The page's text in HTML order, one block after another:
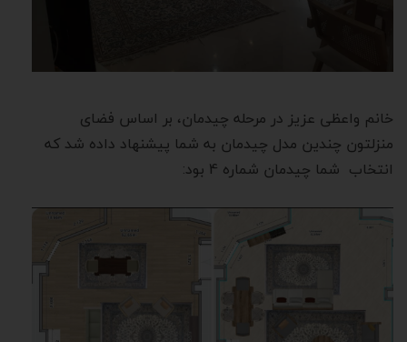
خانم واعظی عزیز در مرحله چیدمان، بر اساس فضای
منزلتون چندین مدل چیدمان به شما پیشنهاد داده شد که
انتخاب شما چیدمان شماره 4 بود: